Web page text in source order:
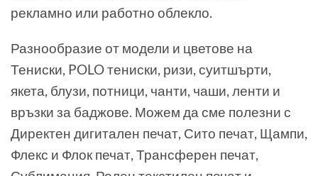
рекламно или работно облекло.
Разнообразие от модели и цветове на
Тениски, POLO тениски, ризи, суитшърти,
якета, блузи, потници, чанти, чаши, ленти и
връзки за баджове. Можем да сме полезни с
Директен дигитален печат, Сито печат, Щампи,
Флекс и Флок печат, Трансферен печат,